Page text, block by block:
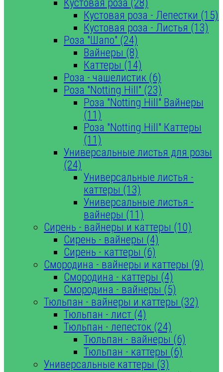
Кустовая роза (28)
Кустовая роза - Лепестки (15)
Кустовая роза - Листья (13)
Роза "Шапо" (24)
Вайнеры (8)
Каттеры (14)
Роза - чашелистик (6)
Роза "Notting Hill" (23)
Роза "Notting Hill" Вайнеры
(11)
Роза "Notting Hill" Каттеры
(11)
Универсальные листья для розы
(24)
Универсальные листья -
каттеры (13)
Универсальные листья -
вайнеры (11)
Сирень - вайнеры и каттеры (10)
Сирень - вайнеры (4)
Сирень - каттеры (6)
Смородина - вайнеры и каттеры (9)
Смородина - каттеры (4)
Смородина - вайнеры (5)
Тюльпан - вайнеры и каттеры (32)
Тюльпан - лист (4)
Тюльпан - лепесток (24)
Тюльпан - вайнеры (6)
Тюльпан - каттеры (6)
Универсальные каттеры (3)